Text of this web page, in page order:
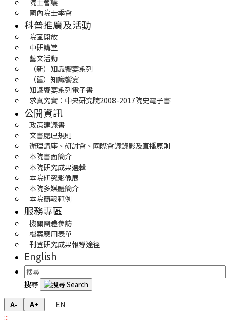
國內院士季會
科普推廣及活動
院區開放
中研講堂
藝文活動
（新）知識饗宴系列
（舊）知識饗宴
知識饗宴系列電子書
求真究實：中央研究院2008-2017院史電子書
公開資訊
政策建議書
文書處理規則
辦理講座、研討會、國際會議錄影及直播原則
本院書面簡介
本院研究成果選輯
本院研究影像展
本院多媒體簡介
本院簡報範例
服務專區
機關團體參訪
檔案應用表單
刊登研究成果報導途徑
English
搜尋
A- A+
EN
:::